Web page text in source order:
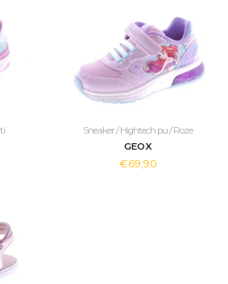
Sneaker / Hightech pu / Roze
GEOX
€69,90